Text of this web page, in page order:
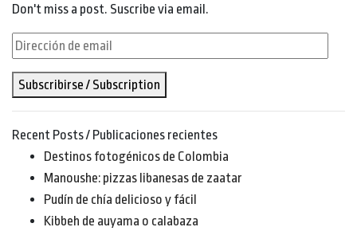
Don't miss a post. Suscribe via email.
Dirección
email
Subscribirse / Subscription
Recent Posts / Publicaciones recientes
Destinos fotogénicos de Colombia
Manoushe: pizzas libanesas de zaatar
Pudín de chía delicioso y fácil
Kibbeh de auyama o calabaza